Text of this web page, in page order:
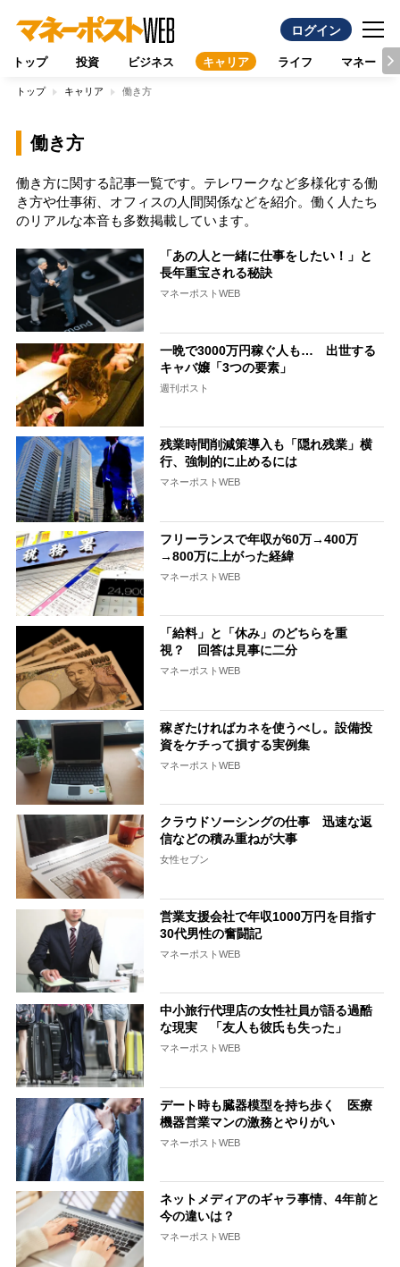
ログイン
トップ 投資 ビジネス キャリア ライフ マネー
トップ キャリア 働き方
働き方
働き方に関する記事一覧です。テレワークなど多様化する働
き方や仕事術、オフィスの人間関係などを紹介。働く人たち
のリアルな本音も多数掲載しています。
「あの人と一緒に仕事をしたい！」と
長年重宝される秘訣
マネーポストWEB
一晩で3000万円稼ぐ人も… 出世する
キャバ嬢「3つの要素」
週刊ポスト
残業時間削減策導入も「隠れ残業」横
行、強制的に止めるには
マネーポストWEB
フリーランスで年収が60万→400万
→800万に上がった経緯
マネーポストWEB
「給料」と「休み」のどちらを重
視？ 回答は見事に二分
マネーポストWEB
稼ぎたければカネを使うべし。設備投
資をケチって損する実例集
マネーポストWEB
クラウドソーシングの仕事 迅速な返
信などの積み重ねが大事
女性セブン
営業支援会社で年収1000万円を目指す
30代男性の奮闘記
マネーポストWEB
中小旅行代理店の女性社員が語る過酷
な現実 「友人も彼氏も失った」
マネーポストWEB
デート時も臓器模型を持ち歩く 医療
機器営業マンの激務とやりがい
マネーポストWEB
ネットメディアのギャラ事情、4年前と
今の違いは？
マネーポストWEB